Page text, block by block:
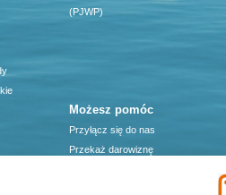
(PJWP)
Możesz pomóc
Przyłącz się do nas
Przekaż darowiznę